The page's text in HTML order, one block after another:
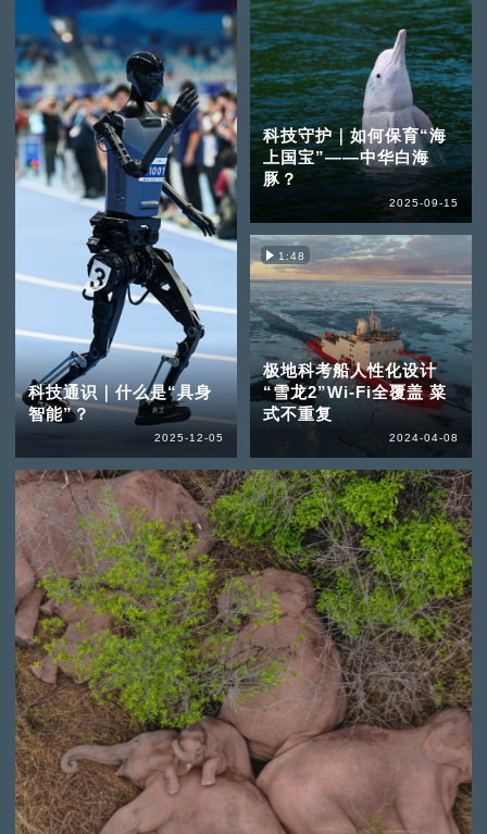
科技通识｜什么是“具身
智能”？
2025-12-05
科技守护｜如何保育“海
上国宝”——中华白海
豚？
2025-09-15
1:48
极地科考船人性化设计
“雪龙2”Wi-Fi全覆盖 菜
式不重复
2024-04-08